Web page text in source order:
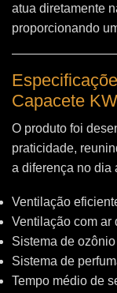
atua diretamente
proporcionando
Capacete
O produto foi
praticidade,
a diferença no dia
Ventilação
Ventilação com ar
Sistema de
Sistema de
Tempo médio de